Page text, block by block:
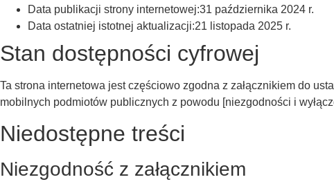
Data publikacji strony internetowej:31 października 2024 r.
Data ostatniej istotnej aktualizacji:21 listopada 2025 r.
Stan dostępności cyfrowej
Ta strona internetowa jest częściowo zgodna z załącznikiem do
mobilnych podmiotów publicznych z powodu [niezgodności i
Niedostępne treści
Niezgodność z załącznikiem